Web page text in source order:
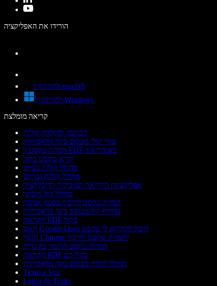
הורידו את האפליקציה
להורדה ל-macOS
להורדה ל-Windows
קריאה מומלצת
הכתבה והקלדה קולית
עוזר קולי מבוסס בינה מלאכותית
המרת טקסט ל-PDF באנדרואיד
קורא טקסט בקול
מחולל קולות נשיים
מחולל קולות גבריים
אפליקציות הקריאה המובילות לדיסלקציה
מחולל קול רובוטי
המרת טקסט לדיבור בסגנון אנימה
מחליף קול מבוסס בינה מלאכותית
הקראת PDF בקול
האם Google Docs יכול להקריא לי טקסט?
תוסף Chrome להמרת טקסט לדיבור
המרת טקסט לדיבור בהינדית
הקראת PDF בקול רם
מחולל קולות מבוסס בינה מלאכותית
Texto a Voz
Leitor de Texto